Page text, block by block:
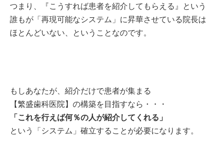
つまり、
『こうすれば患者を紹介してもらえる』という
誰もが「再現可能なシステム」に昇華させている院長は
ほとんどいない、
ということなのです。
もしあなたが、紹介だけで患者が集まる
【繁盛歯科医院】の構築を目指すなら・・・
「これを行えば何％の人が紹介してくれる」
という「システム」確立することが必要になります。